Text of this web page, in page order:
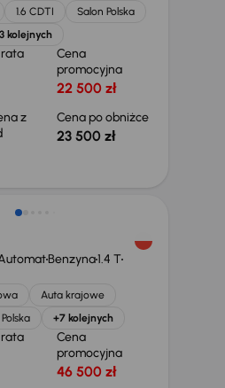
1.6 CDTI
Salon Polska
kolejnych
Cena
promocyjna
22 500 zł
z
Cena po obniżce
23 500 zł
Benzyna1.4 T
Auta krajowe
+7 kolejnych
Cena
promocyjna
46 500 zł